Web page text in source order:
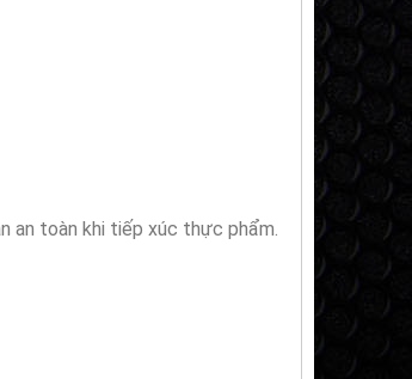
an toàn khi tiếp xúc thực phẩm.